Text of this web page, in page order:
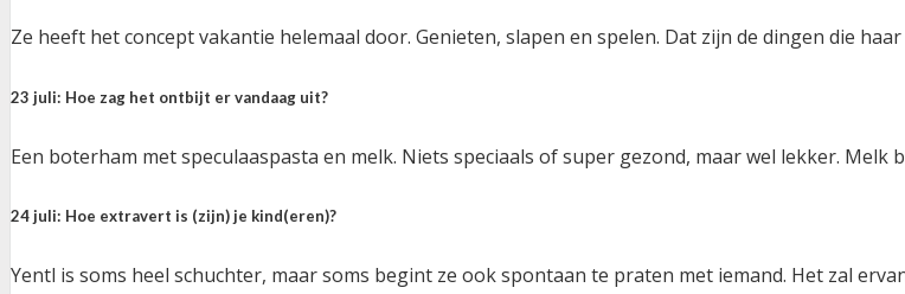
Ze heeft het concept vakantie helemaal door. Genieten, slapen en spelen. Dat zijn de dingen die
23 juli: Hoe zag het ontbijt er vandaag uit?
Een boterham met speculaaspasta en melk. Niets speciaals of super gezond, maar wel lekker. Melk
24 juli: Hoe extravert is (zijn) je kind(eren)?
Yentl is soms heel schuchter, maar soms begint ze ook spontaan te praten met iemand. Het zal